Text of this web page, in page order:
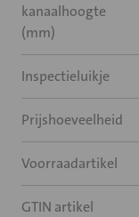
kanaalhoogte
(mm)
Inspectieluikje
Prijshoeveelheid
Voorraadartikel
GTIN artikel